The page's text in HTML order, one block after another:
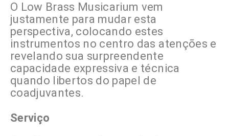
O Low Brass Musicarium vem
justamente para mudar esta
perspectiva, colocando estes
instrumentos no centro das atenções e
revelando sua surpreendente
capacidade expressiva e técnica
quando libertos do papel de
coadjuvantes.
Serviço